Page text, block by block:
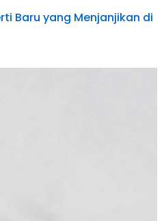
Baru yang Menjanjikan di